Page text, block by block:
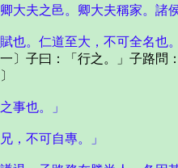
大夫之邑。卿大夫稱家。諸
也。仁道至大，不可全名也。
子曰：「行之。」子路問
事也。」
，不可自專。」